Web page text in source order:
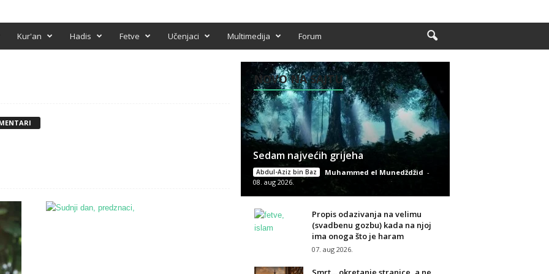
Kur'an Hadis Fetve Učenjaci Multimedija Forum
NOVO NA SAJTU
Sedam najvećih grijeha
Abdul-Aziz bin Baz Muhammed el Munedždžid -
08. aug 2026.
Propis odazivanja na velimu
(svadbenu gozbu) kada na njoj
ima onoga što je haram
07. aug 2026.